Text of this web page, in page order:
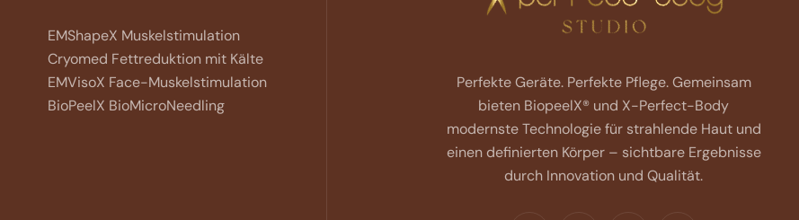
EMShapeX Muskelstimulation
Cryomed Fettreduktion mit Kälte
EMVisoX Face-Muskelstimulation
BioPeelX BioMicroNeedling
Perfekte Geräte. Perfekte Pflege.Gemeinsam
bieten BiopeelX® und X-Perfect-Body
modernste Technologie für strahlende Haut und
einen definierten Körper – sichtbare Ergebnisse
durch Innovation und Qualität.